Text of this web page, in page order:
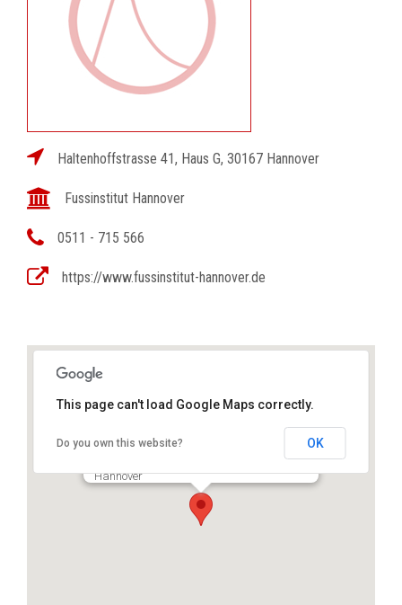
Haltenhoffstrasse 41, Haus G, 30167 Hannover
Fussinstitut Hannover
0511 - 715 566
https://www.fussinstitut-hannover.de
PD Dr. med. Christian Plaaß
Hannover
This page can't load Google Maps correctly.
Do you own this website? OK